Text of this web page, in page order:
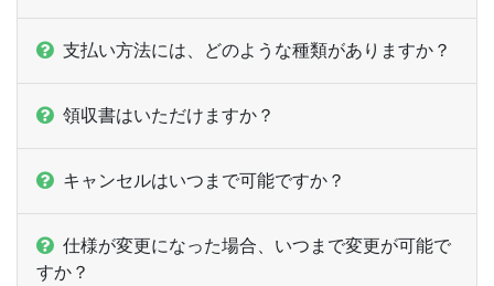
支払い方法には、どのような種類がありますか？
領収書はいただけますか？
キャンセルはいつまで可能ですか？
仕様が変更になった場合、いつまで変更が可能で
すか？